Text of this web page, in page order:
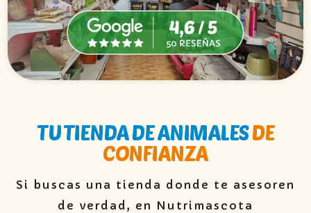
TU TIENDA DE ANIMALESDE
CONFIANZA
Si buscas una tienda donde te asesoren
de verdad, en Nutrimascota